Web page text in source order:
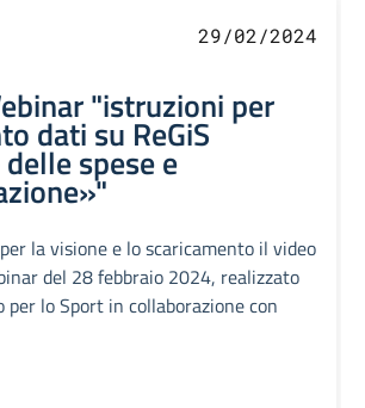
29/02/2024
"istruzioni per
dati su ReGiS
spese e
la visione e lo scaricamento il video
del 28 febbraio 2024, realizzato
lo Sport in collaborazione con